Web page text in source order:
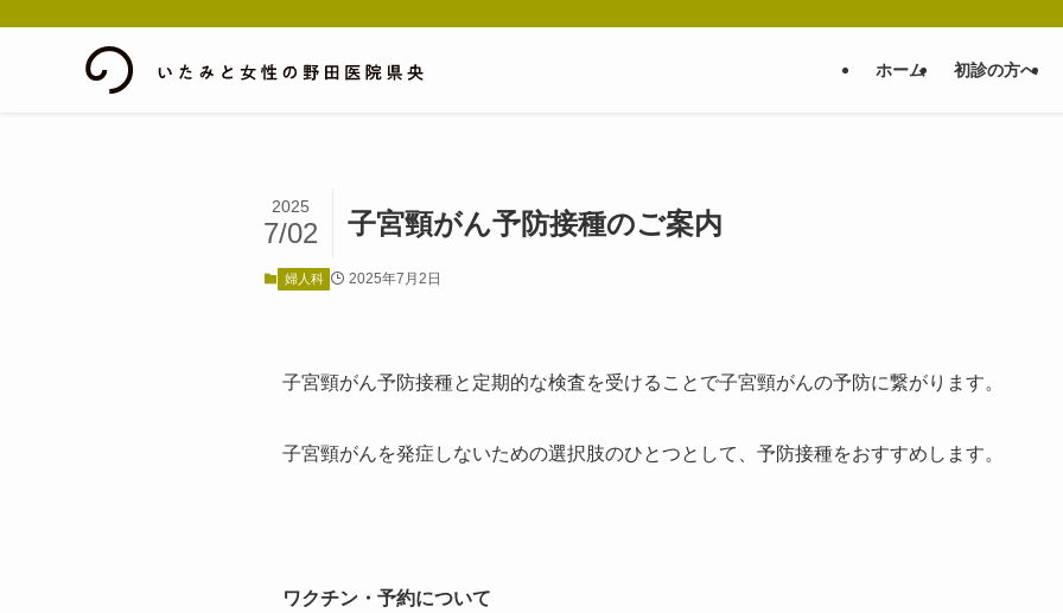
ホーム 初診の方へ
子宮頸がん予防接種のご案内
2025
7/02
婦人科 2025年7月2日
子宮頸がん予防接種と定期的な検査を受けることで子宮頸がんの予防に繋がります。
子宮頸がんを発症しないための選択肢のひとつとして、予防接種をおすすめします。
ワクチン・予約について